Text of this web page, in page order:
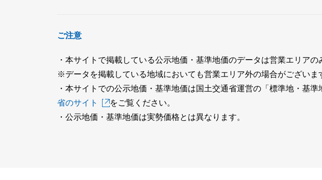
ご注意
・本サイトで掲載している公示地価・基準地価のデータは営業エリアの
※データを掲載している地域においても営業エリア外の場合がございま
・本サイトでの公示地価・基準地価は国土交通省運営の「標準地・基
省のサイト
をご覧ください。
・公示地価・基準地価は実勢価格とは異なります。